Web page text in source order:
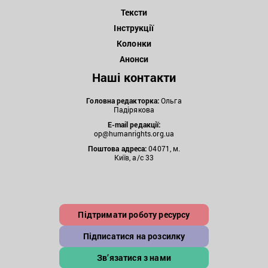
Тексти
Інструкції
Колонки
Анонси
Наші контакти
Головна редакторка:Ольга
Падірякова
E-mail редакції:
op@humanrights.org.ua
Поштова адреса:04071, м.
Київ, а/с 33
Підтримати роботу ресурсу
Підписатися на розсилку
Зв’язатися з нами